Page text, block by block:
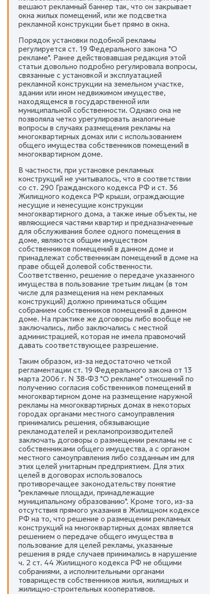
вешают рекламный баннер так, что он закрывает
окна жилых помещений, или же подсветка
рекламной конструкции бьет прямо в окна.
Порядок установки подобной рекламы
регулируется ст. 19 Федерального закона "О
рекламе". Ранее действовавшая редакция этой
статьи довольно подробно регулировала вопросы,
связанные с установкой и эксплуатацией
рекламной конструкции на земельном участке,
здании или ином недвижимом имуществе,
находящемся в государственной или
муниципальной собственности. Однако она не
позволяла четко урегулировать аналогичные
вопросы в случаях размещения рекламы на
многоквартирных домах или с использованием
общего имущества собственников помещений в
многоквартирном доме.
В частности, при установке рекламных
конструкций не учитывалось, что в соответствии
со ст. 290 Гражданского кодекса РФ и ст. 36
Жилищного кодекса РФ крыши, ограждающие
несущие и ненесущие конструкции
многоквартирного дома, а также иные объекты, не
являющиеся частями квартир и предназначенные
для обслуживания более одного помещения в
доме, являются общим имуществом
собственников помещений в данном доме и
принадлежат собственникам помещений в доме на
праве общей долевой собственности.
Соответственно, решение о передаче указанного
имущества в пользование третьим лицам (в том
числе для размещения на нем рекламных
конструкций) должно приниматься общим
собранием собственников помещений в данном
доме. На практике же договоры либо вообще не
заключались, либо заключались с местной
администрацией, которая не имела правомочий
давать соответствующее разрешение.
Таким образом, из-за недостаточно четкой
регламентации ст. 19 Федерального закона от 13
марта 2006 г. N 38-ФЗ "О рекламе" отношений по
получению согласия собственников помещений в
многоквартирном доме на размещение наружной
рекламы на многоквартирных домах в некоторых
городах органами местного самоуправления
принимались решения, обязывающие
рекламодателей и рекламопроизводителей
заключать договоры о размещении рекламы не с
собственниками общего имущества, а с органом
местного самоуправления либо созданным им для
этих целей унитарным предприятием. Для этих
целей в договорах использовалось
противоречащее законодательству понятие
"рекламные площади, принадлежащие
муниципальному образованию". Кроме того, из-за
отсутствия прямого указания в Жилищном кодексе
РФ на то, что решение о размещении рекламных
конструкций на многоквартирных домах является
решением о передаче общего имущества в
пользование для целей рекламы, указанные
решения в ряде случаев принимались в нарушение
ч. 2 ст. 44 Жилищного кодекса РФ не общими
собраниями, а исполнительными органами
товариществ собственников жилья, жилищных и
жилищно-строительных кооперативов.